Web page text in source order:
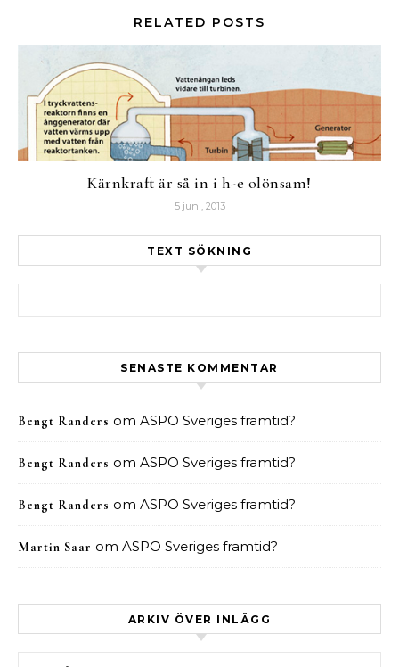
RELATED POSTS
Kärnkraft är så in i h-e olönsam!
5 juni, 2013
TEXT SÖKNING
SENASTE KOMMENTAR
Bengt Randers om ASPO Sveriges framtid?
Bengt Randers om ASPO Sveriges framtid?
Bengt Randers om ASPO Sveriges framtid?
Martin Saar om ASPO Sveriges framtid?
ARKIV ÖVER INLÄGG